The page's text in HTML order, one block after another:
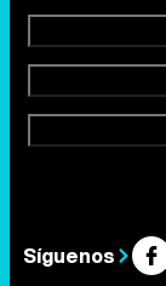
Síguenos